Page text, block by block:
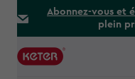
Abonnez-vous et
plein
Main